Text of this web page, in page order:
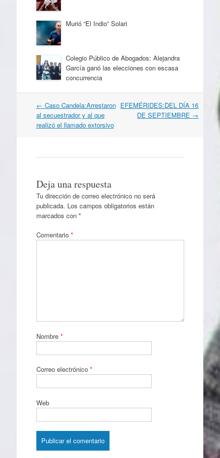
Murió “El Indio” Solari
Colegio Público de Abogados: Alejandra
García ganó las elecciones con escasa
concurrencia
Navegación
por
artículos
← Caso Candela:Arrestaron
al secuestrador y al que
realizó el llamado extorsivo
EFEMÉRIDES:DEL DÍA 16
DE SEPTIEMBRE →
Deja una respuesta
Tu dirección de correo electrónico no será
publicada. Los campos obligatorios están
marcados con *
Comentario *
Nombre *
Correo electrónico *
Web